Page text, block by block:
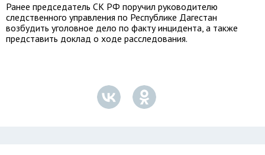
Ранее председатель СК РФ поручил руководителю
следственного управления по Республике Дагестан
возбудить уголовное дело по факту инцидента, а также
представить доклад о ходе расследования.